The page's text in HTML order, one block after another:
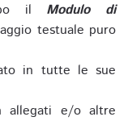
il Modulo di
testuale puro
in tutte le sue
allegati e/o altre